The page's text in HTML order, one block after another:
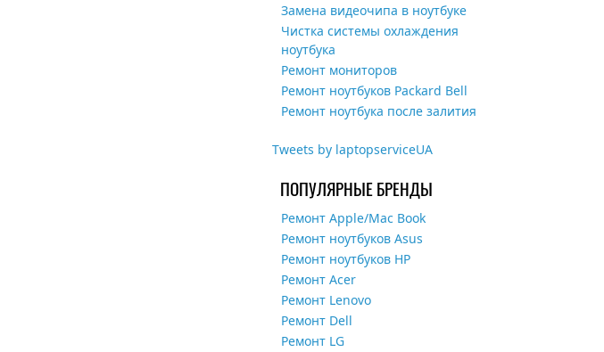
Замена видеочипа в ноутбуке
Чистка системы охлаждения
ноутбука
Ремонт мониторов
Ремонт ноутбуков Packard Bell
Ремонт ноутбука после залития
Tweets by laptopserviceUA
ПОПУЛЯРНЫЕ БРЕНДЫ
Ремонт Apple/Mac Book
Ремонт ноутбуков Asus
Ремонт ноутбуков HP
Ремонт Acer
Ремонт Lenovo
Ремонт Dell
Ремонт LG